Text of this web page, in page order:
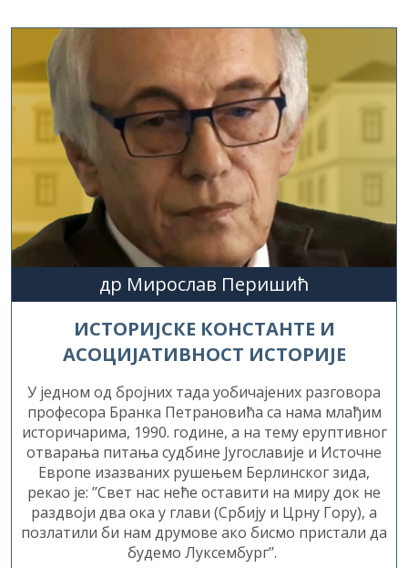
др Мирослав Перишић
ИСТОРИЈСКЕ КОНСТАНТЕ И
АСОЦИЈАТИВНОСТ ИСТОРИЈЕ
У једном од бројних тада уобичајених разговора
професора Бранка Петрановића са нама млађим
историчарима, 1990. године, а на тему еруптивног
отварања питања судбине Југославије и Источне
Европе изазваних рушењем Берлинског зида,
рекао је: ’’Свет нас неће оставити на миру док не
раздвоји два ока у глави (Србију и Црну Гору), а
позлатили би нам друмове ако бисмо пристали да
будемо Луксембург’’.